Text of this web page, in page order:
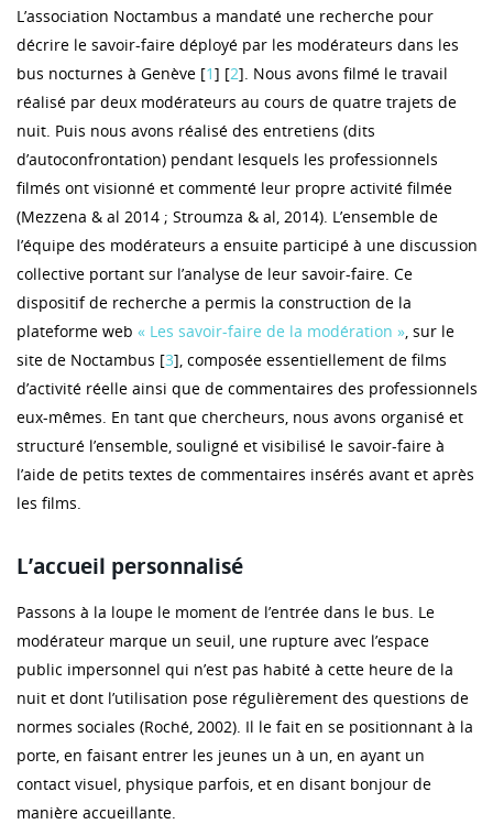
L’association Noctambus a mandaté une recherche pour
décrire le savoir-faire déployé par les modérateurs dans les
bus nocturnes à Genève [1] [2]. Nous avons filmé le travail
réalisé par deux modérateurs au cours de quatre trajets de
nuit. Puis nous avons réalisé des entretiens (dits
d’autoconfrontation) pendant lesquels les professionnels
filmés ont visionné et commenté leur propre activité filmée
(Mezzena & al 2014 ; Stroumza & al, 2014). L’ensemble de
l’équipe des modérateurs a ensuite participé à une discussion
collective portant sur l’analyse de leur savoir-faire. Ce
dispositif de recherche a permis la construction de la
plateforme web « Les savoir-faire de la modération », sur le
site de Noctambus [3], composée essentiellement de films
d’activité réelle ainsi que de commentaires des professionnels
eux-mêmes. En tant que chercheurs, nous avons organisé et
structuré l’ensemble, souligné et visibilisé le savoir-faire à
l’aide de petits textes de commentaires insérés avant et après
les films.
L’accueil personnalisé
Passons à la loupe le moment de l’entrée dans le bus. Le
modérateur marque un seuil, une rupture avec l’espace
public impersonnel qui n’est pas habité à cette heure de la
nuit et dont l’utilisation pose régulièrement des questions de
normes sociales (Roché, 2002). Il le fait en se positionnant à la
porte, en faisant entrer les jeunes un à un, en ayant un
contact visuel, physique parfois, et en disant bonjour de
manière accueillante.